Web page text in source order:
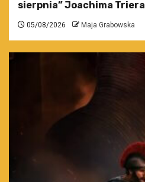
sierpnia” Joachima Triera
05/08/2026 Maja Grabowska